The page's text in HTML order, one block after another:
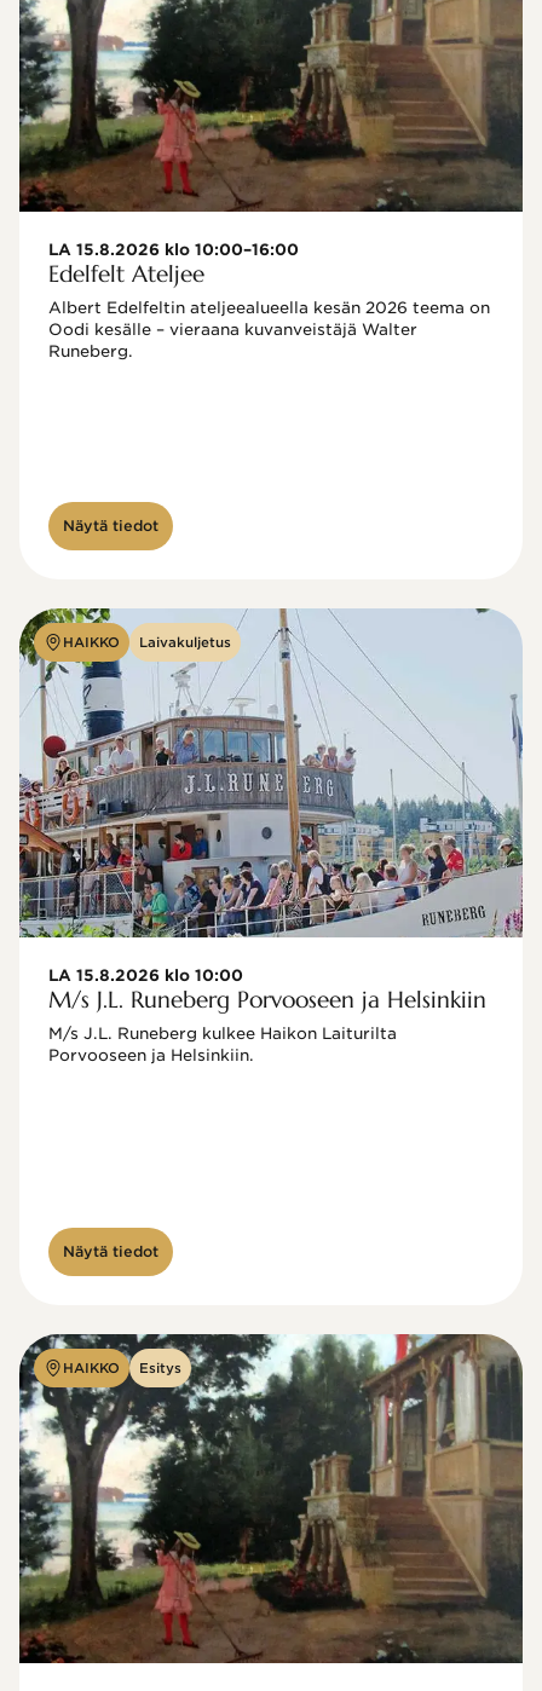
LA 15.8.2026 klo 10:00–16:00
Edelfelt Ateljee
Albert Edelfeltin ateljeealueella kesän 2026 teema on
Oodi kesälle – vieraana kuvanveistäjä Walter
Näytä tiedot
HAIKKO Laivakuljetus
LA 15.8.2026 klo 10:00
M/s J.L. Runeberg Porvooseen ja Helsinkiin
M/s J.L. Runeberg kulkee Haikon Laiturilta
Porvooseen ja Helsinkiin.
Näytä tiedot
HAIKKO Esitys